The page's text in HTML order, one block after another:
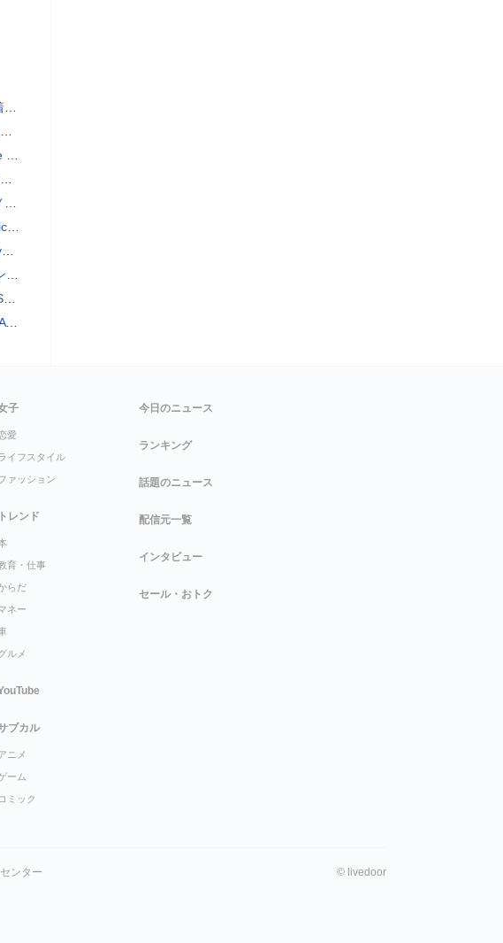
】
子
愛
イフスタイル
ァッション
トレンド
育・仕事
らだ
ネー
ルメ
ブカル
ニメ
ーム
コミック
今日のニュース
ランキング
話題のニュース
配信元一覧
インタビュー
セール・おトク
ンター © livedoor